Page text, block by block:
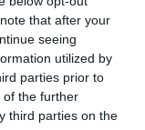
that after your
seeing
utilized by
parties prior to
of the further
third parties on the